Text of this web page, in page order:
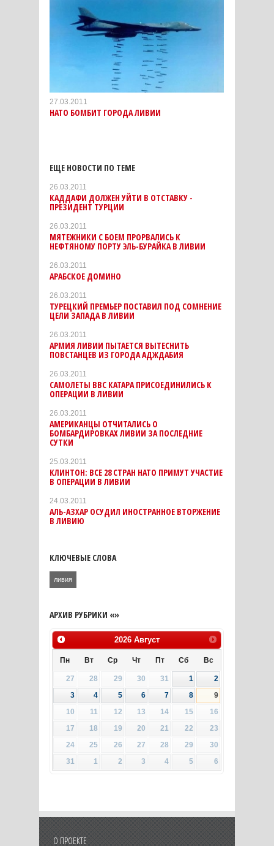
27.03.2011
НАТО БОМБИТ ГОРОДА ЛИВИИ
ЕЩЕ НОВОСТИ ПО ТЕМЕ
26.03.2011
КАДДАФИ ДОЛЖЕН УЙТИ В ОТСТАВКУ -
ПРЕЗИДЕНТ ТУРЦИИ
26.03.2011
МЯТЕЖНИКИ С БОЕМ ПРОРВАЛИСЬ К
НЕФТЯНОМУ ПОРТУ ЭЛЬ-БУРАЙКА В ЛИВИИ
26.03.2011
АРАБСКОЕ ДОМИНО
26.03.2011
ТУРЕЦКИЙ ПРЕМЬЕР ПОСТАВИЛ ПОД СОМНЕНИЕ
ЦЕЛИ ЗАПАДА В ЛИВИИ
26.03.2011
АРМИЯ ЛИВИИ ПЫТАЕТСЯ ВЫТЕСНИТЬ
ПОВСТАНЦЕВ ИЗ ГОРОДА АДЖДАБИЯ
26.03.2011
САМОЛЕТЫ ВВС КАТАРА ПРИСОЕДИНИЛИСЬ К
ОПЕРАЦИИ В ЛИВИИ
26.03.2011
АМЕРИКАНЦЫ ОТЧИТАЛИСЬ О
БОМБАРДИРОВКАХ ЛИВИИ ЗА ПОСЛЕДНИЕ
СУТКИ
25.03.2011
КЛИНТОН: ВСЕ 28 СТРАН НАТО ПРИМУТ УЧАСТИЕ
В ОПЕРАЦИИ В ЛИВИИ
24.03.2011
АЛЬ-АЗХАР ОСУДИЛ ИНОСТРАННОЕ ВТОРЖЕНИЕ
В ЛИВИЮ
КЛЮЧЕВЫЕ СЛОВА
ливия
АРХИВ РУБРИКИ «»
2026 Август
Пн Вт Ср Чт Пт Сб Вс
27 28 29 30 31 1
2
3
4 5 6 7 8
9
10
11 12 13 14 15
16
17
18 19 20 21 22
23
24
25 26 27 28 29
30
31
1 2 3 4 5 6
О ПРОЕКТЕ